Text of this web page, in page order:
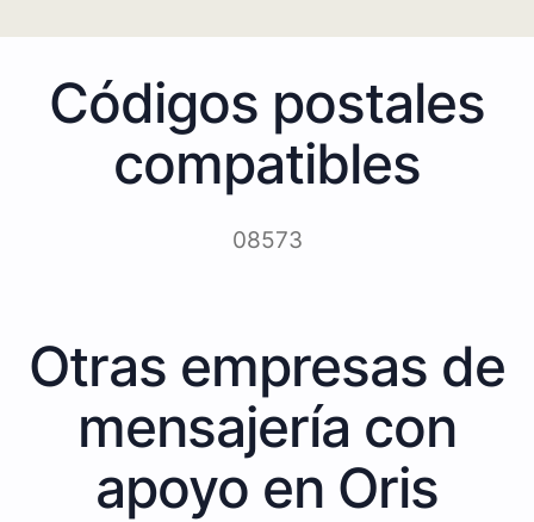
Códigos postales
compatibles
08573
Otras empresas de
mensajería con
apoyo en Oris